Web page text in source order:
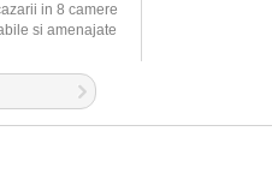
in 8 camere
si amenajate